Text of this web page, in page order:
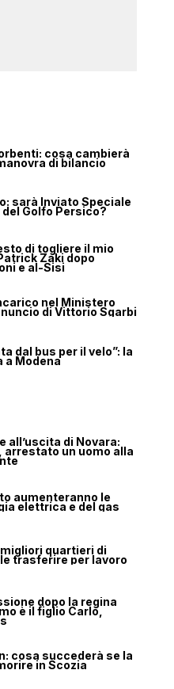
cosa cambierà
di bilancio
sarà Inviato Speciale
del Golfo Persico?
di togliere il mio
Zaki dopo
e al-Sisi
nel Ministero
di Vittorio Sgarbi
dal bus per il velo”: la
a Modena
all’uscita di Novara:
arrestato un uomo alla
aumenteranno le
elettrica e del gas
quartieri di
trasferire per lavoro
dopo la regina
è il figlio Carlo,
cosa succederà se la
in Scozia